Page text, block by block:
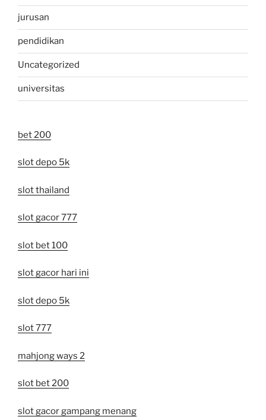
jurusan
pendidikan
Uncategorized
universitas
bet 200
slot depo 5k
slot thailand
slot gacor 777
slot bet 100
slot gacor hari ini
slot depo 5k
slot 777
mahjong ways 2
slot bet 200
slot gacor gampang menang